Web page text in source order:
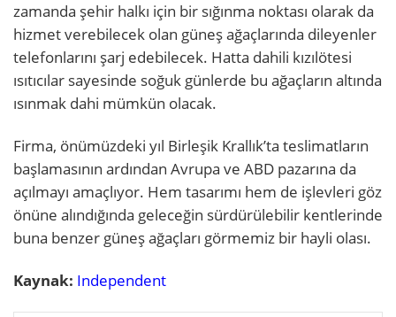
zamanda şehir halkı için bir sığınma noktası olarak da
hizmet verebilecek olan güneş ağaçlarında dileyenler
telefonlarını şarj edebilecek. Hatta dahili kızılötesi
ısıtıcılar sayesinde soğuk günlerde bu ağaçların altında
ısınmak dahi mümkün olacak.
Firma, önümüzdeki yıl Birleşik Krallık’ta teslimatların
başlamasının ardından Avrupa ve ABD pazarına da
açılmayı amaçlıyor. Hem tasarımı hem de işlevleri göz
önüne alındığında geleceğin sürdürülebilir kentlerinde
buna benzer güneş ağaçları görmemiz bir hayli olası.
Kaynak: Independent